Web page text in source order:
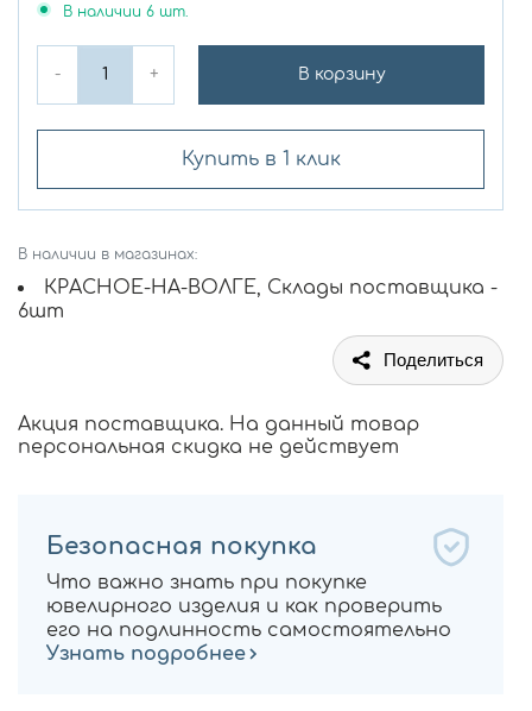
В наличии 6 шт.
- + В корзину
Купить в 1 клик
В наличии в магазинах:
КРАСНОЕ-НА-ВОЛГЕ, Склады поставщика -
6шт
Поделиться
Акция поставщика. На данный товар
персональная скидка не действует
Безопасная покупка
Что важно знать при покупке
ювелирного изделия и как проверить
его на подлинность самостоятельно
Узнать подробнее